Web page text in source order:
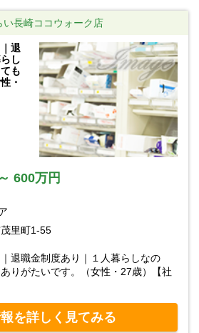
長崎ココウォーク店
退
し
も
・
600万円
里町1-55
退職金制度あり｜１人暮らしなの
りがたいです。（女性・27歳）【社
を詳しく見てみる